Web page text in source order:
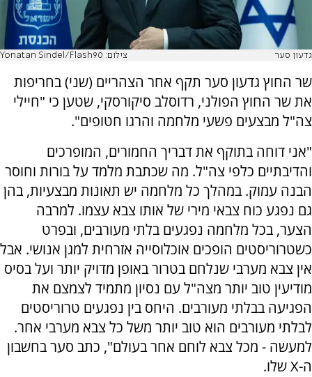
גדעון סער צילום: Yonatan Sindel/Flash90
שר החוץ גדעון סער תקף אחר הצהריים (שני) בחריפות
את שר החוץ הפולני, רדוסלב סיקורסקי, שטען כי "חיילי
צה"ל מבצעים פשעי מלחמה והרגו חטופים".
"אני דוחה בתוקף את דבריך החמורים, המופרכים
והדיבתיים כלפי צה"ל. מה שכתבת מלמד על בורות וחוסר
הבנה עמוק. במהלך כל מלחמה יש תאונות מבצעיות, בהן
גם נפגע כוח צבאי מירי של אותו צבא עצמו. למרבה
הצער, בכל מלחמה נפגעים בלתי מעורבים, ובפרט
כשטרוריסטים הופכים אוכלוסייה אזרחית למגן אנושי. אבל
אין צבא מערבי שנלחם בטרור באופן מדויק יותר ועל בסיס
מודיעין טוב יותר מצה"ל עם נסיון מתמיד לצמצם את
הפגיעה בבלתי מעורבים. היחס בין נפגעים טרוריסטים
לבלתי מעורבים הוא טוב יותר משל כל צבא מערבי אחר.
למעשה - מכל צבא לוחם אחר בעולם", כתב סער בחשבון
ה-X שלו.